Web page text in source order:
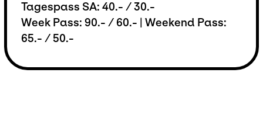
Tagespass SA: 40.- / 30.-
Week Pass: 90.- / 60.- | Weekend Pass:
65.- / 50.-